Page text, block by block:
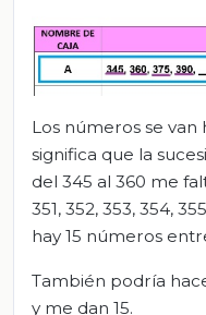
Los números se van
significa que la
del 345 al 360 me
351, 352, 353, 354,
hay 15 números
También podría
y me dan 15.